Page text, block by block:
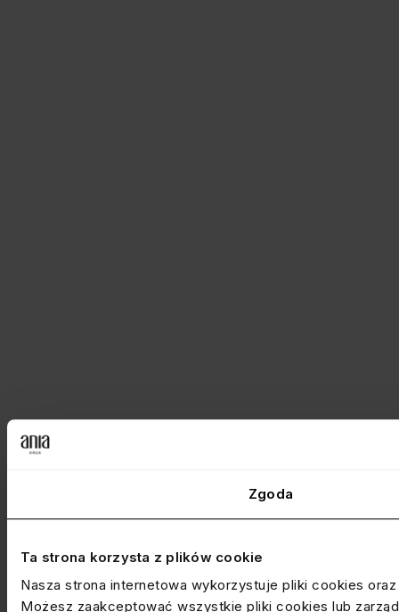
Zgoda
Ta strona korzysta z plików cookie
Nasza strona internetowa wykorzystuje pliki cookies
Możesz zaakceptować wszystkie pliki cookies lub